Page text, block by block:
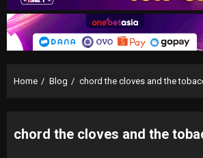
Home Blog chord the cloves and the
chord the cloves and the